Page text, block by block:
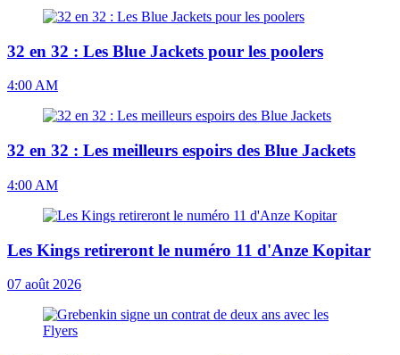
32 en 32 : Les Blue Jackets pour les poolers
4:00 AM
32 en 32 : Les meilleurs espoirs des Blue Jackets
4:00 AM
Les Kings retireront le numéro 11 d'Anze Kopitar
07 août 2026